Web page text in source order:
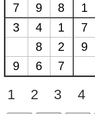
1 2 3 4